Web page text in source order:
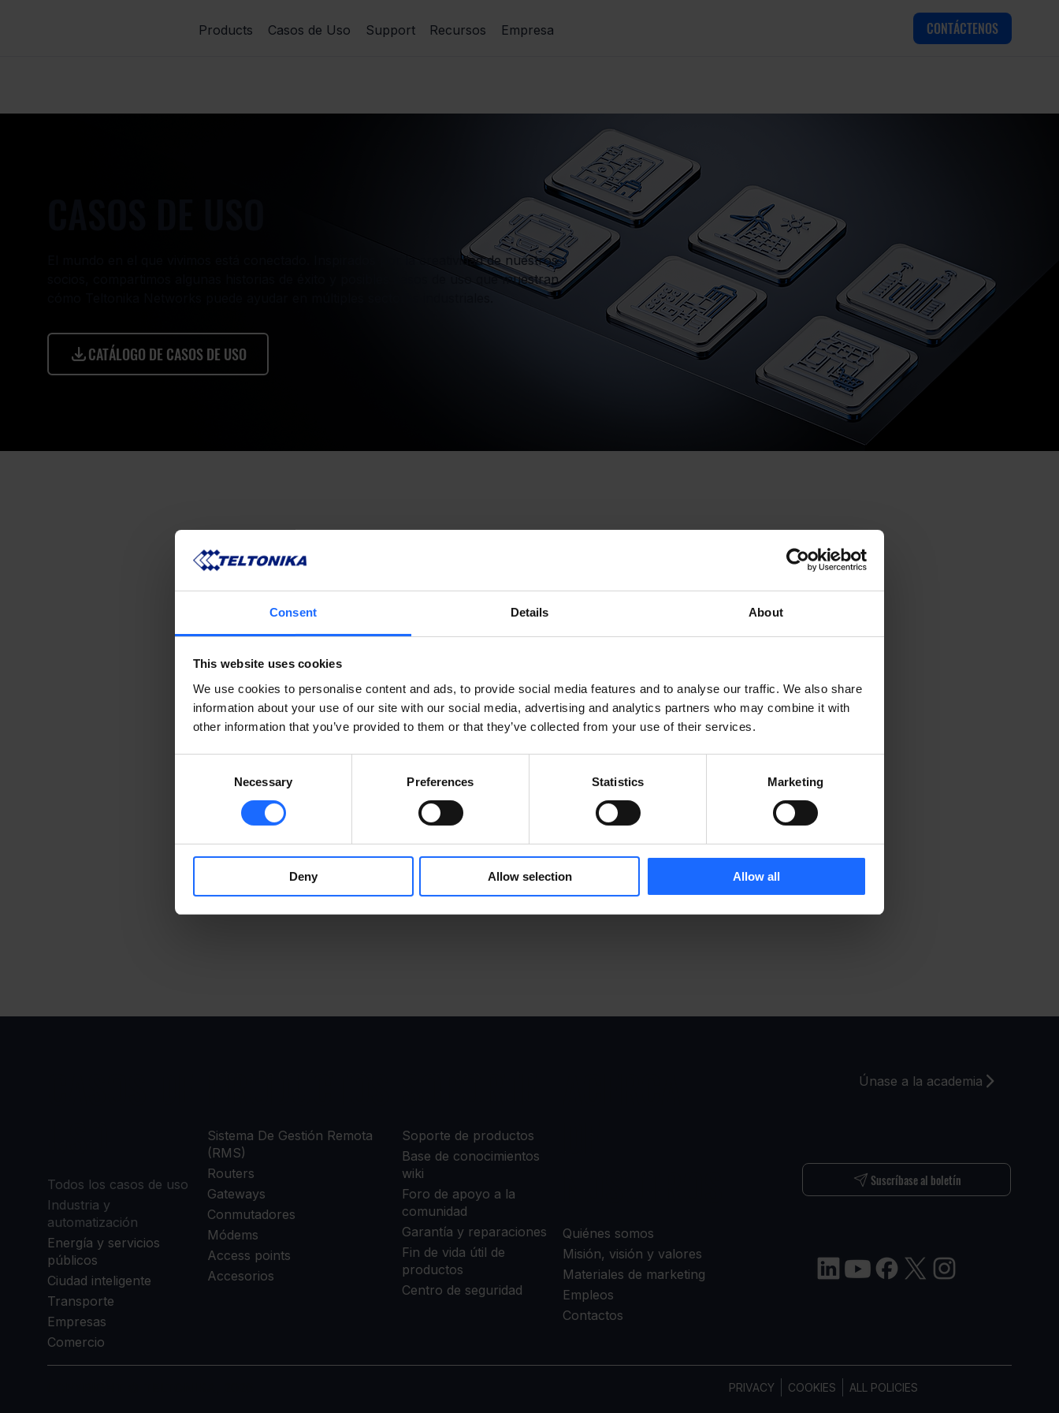
Consent Details About
This website uses cookies
We use cookies to personalise content and ads, to provide social media features and to analyse our traffic. We also share
information about your use of our site with our social media, advertising and analytics partners who may combine it with
other information that you’ve provided to them or that they’ve collected from your use of their services.
Necessary Preferences Statistics Marketing
Deny Allow selection Allow all
Products Casos de Uso Support Recursos Empresa CONTÁCTENOS
El mundo en el que vivimos está conectado. Inspirados por la creatividad de nuestros
socios, compartimos algunas historias de éxito y posibles casos de uso que muestran
CATÁLOGO DE CASOS DE USO
PRIVACY COOKIES ALL POLICIES
Únase a la academia
Suscríbase al boletín
Todos los casos de uso
Industria y
automatización
Energía y servicios
públicos
Ciudad inteligente
Transporte
Empresas
Comercio
Sistema De Gestión Remota
(RMS)
Routers
Gateways
Conmutadores
Módems
Access points
Accesorios
Soporte de productos
Base de conocimientos
wiki
Foro de apoyo a la
comunidad
Garantía y reparaciones
Fin de vida útil de
productos
Centro de seguridad
Quiénes somos
Misión, visión y valores
Materiales de marketing
Empleos
Contactos